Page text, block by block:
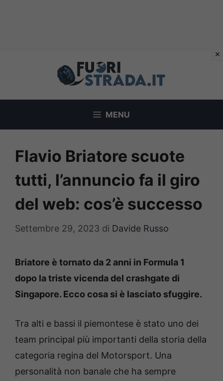
MENU
Flavio Briatore scuote
tutti, l’annuncio fa il giro
del web: cos’è successo
Settembre 29, 2023 di Davide Russo
Briatore è tornato da 2 anni in Formula 1
dopo la triste vicenda del crashgate di
Singapore. Ecco cosa si è lasciato sfuggire.
Tra alti e bassi il piemontese è stato uno dei
team principal più importanti della storia della
categoria regina del Motorsport. Una
personalità non banale che ha sempre